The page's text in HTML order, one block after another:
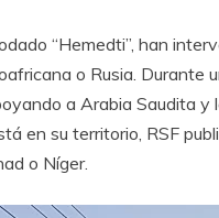
“Hemedti”, han
o Rusia.
a Arabia Saudita y
en su territorio, RSF
o Níger.